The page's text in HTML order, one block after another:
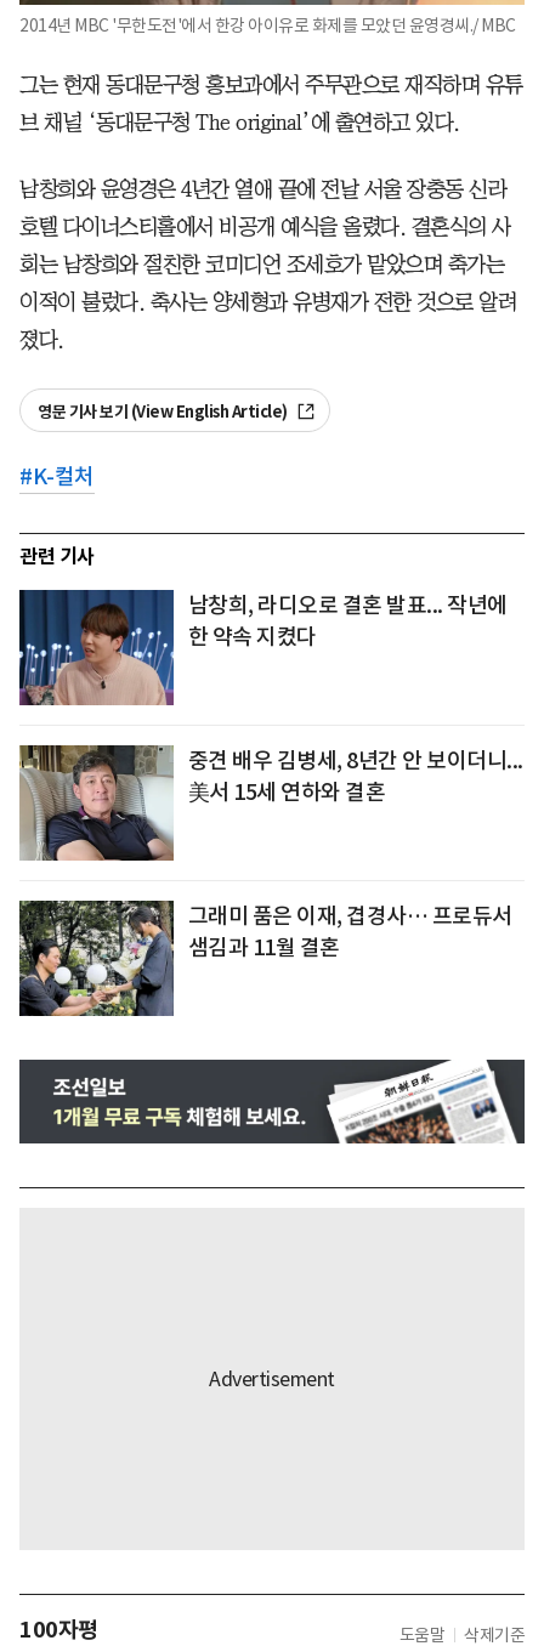
2014년 MBC '무한도전'에서 한강 아이유로 화제를 모았던 윤영경씨./ MBC
그는 현재 동대문구청 홍보과에서 주무관으로 재직하며 유튜
브 채널 ‘동대문구청 The original’에 출연하고 있다.
남창희와 윤영경은 4년간 열애 끝에 전날 서울 장충동 신라
호텔 다이너스티홀에서 비공개 예식을 올렸다. 결혼식의 사
회는 남창희와 절친한 코미디언 조세호가 맡았으며 축가는
이적이 불렀다. 축사는 양세형과 유병재가 전한 것으로 알려
졌다.
영문 기사 보기 (View English Article)
#K-컬처
관련 기사
남창희, 라디오로 결혼 발표... 작년에
한 약속 지켰다
중견 배우 김병세, 8년간 안 보이더니...
美서 15세 연하와 결혼
그래미 품은 이재, 겹경사… 프로듀서
샘김과 11월 결혼
100자평 도움말 삭제기준